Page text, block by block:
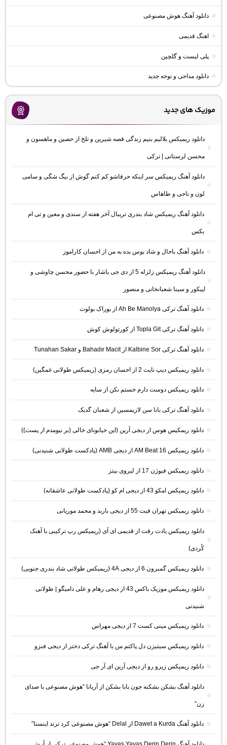
دانلود آهنگ هوش مصنوعی
اهنگ قدیمی
پلی لیست و گلچین
دانلود مداحی و نوحه جدید
موزیک های جدید
دانلود ریمیکس بلالیم بنیم زندگی قصه شیرین و تلخ از حصین و ماهسون و
محسن لرستانی | ترکی
دانلود آهنگ ریمیکس سر اینکه حرفاشو کم کنم گوش از بیگ شگی و سامی
لون و ناجی و طاهاس
دانلود آهنگ ریمیکس شاد بندری تریبال آخر هفته از سندی و معین و تی ام
بکس
دانلود آهنگ باحال و شاد بوس بده به من از احسان کاراموز
دانلود آهنگ ریمیکس زلزله 5 از دی جی یاشار با حضور محسن چاوشی و
اپیکور و سینا شعبانخانی و منصور
دانلود آهنگ ترکی Ah Be Manolya از بوراک بولوت
دانلود آهنگ ترکی Topla Git از کورتولوش کوش
دانلود آهنگ ترکی Kalbine Sor از Bahadır Macit و Tunahan Sakar
دانلود ریمیکس دیپ نایت 2 از احسان رمزی (ریمیکس طولانی غمگین)
دانلود ریمیکس دوست دارم خستم نکن از سایه
دانلود آهنگ ترکی بانا سن لازیمسین از شعبان گدیک
دانلود ریمکیس هوس از دیجی آرین (این خیابونای خالی (بر نیومدم از پست))
دانلود ریمیکس AM Beat 16 از دیجی AMB (پادکست طولانی شنیدنی)
دانلود ریمیکس فیوژن 17 از لیروی بیتز
دانلود ریمیکس امکو 43 از دیجی ام کو (پادکست طولانی عاشقانه)
دانلود ریمیکس تهران فیت 55 از دیجی باربد و محمد موریانی
دانلود ریمیکس یادت رفت از قدیمی ای آی (ریمیکس رپ ترکیبی با آهنک
کُردی)
دانلود ریمیکس گمبرون 6 از دیجی 4A (ریمیکس طولانی شاد بندری جنوبی)
دانلود ریمیکس موزیک باکس 43 از دیجی رهام و علی دامیگو | طولانی
شنیدنی
دانلود ریمیکس مینی کست 7 از دیجی مهراس
دانلود ریمیکس سیتیزن دل پاکتم من با آهنگ ترکی دختر از دیجی فنزو
دانلود ریمیکس زیرو رو از دیجی آرین ای آر جی
دانلود آهنگ بشکن بشکنه جون بابا بشکن از آریانا “هوش مصنوعی با صدای
زن”
دانلود آهنگ Dawet a Kurda از Delal “هوش مصنوعی کرد ترند اینستا”